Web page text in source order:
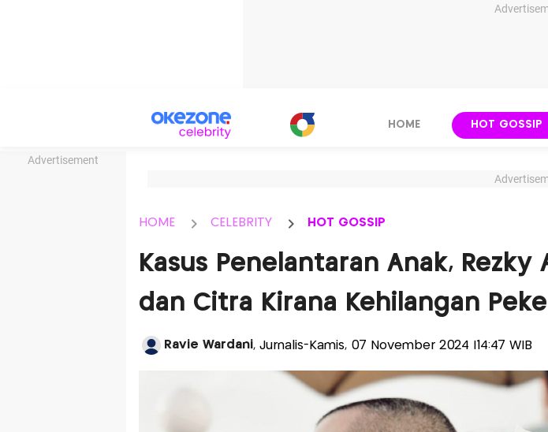
Advertisement
HOME HOT GOSSIP
HOME CELEBRITY HOT GOSSIP
Kasus Penelantaran Anak, Rezky
dan Citra Kirana Kehilangan
Ravie Wardani, Jurnalis-Kamis, 07 November 2024 |14:47 WIB